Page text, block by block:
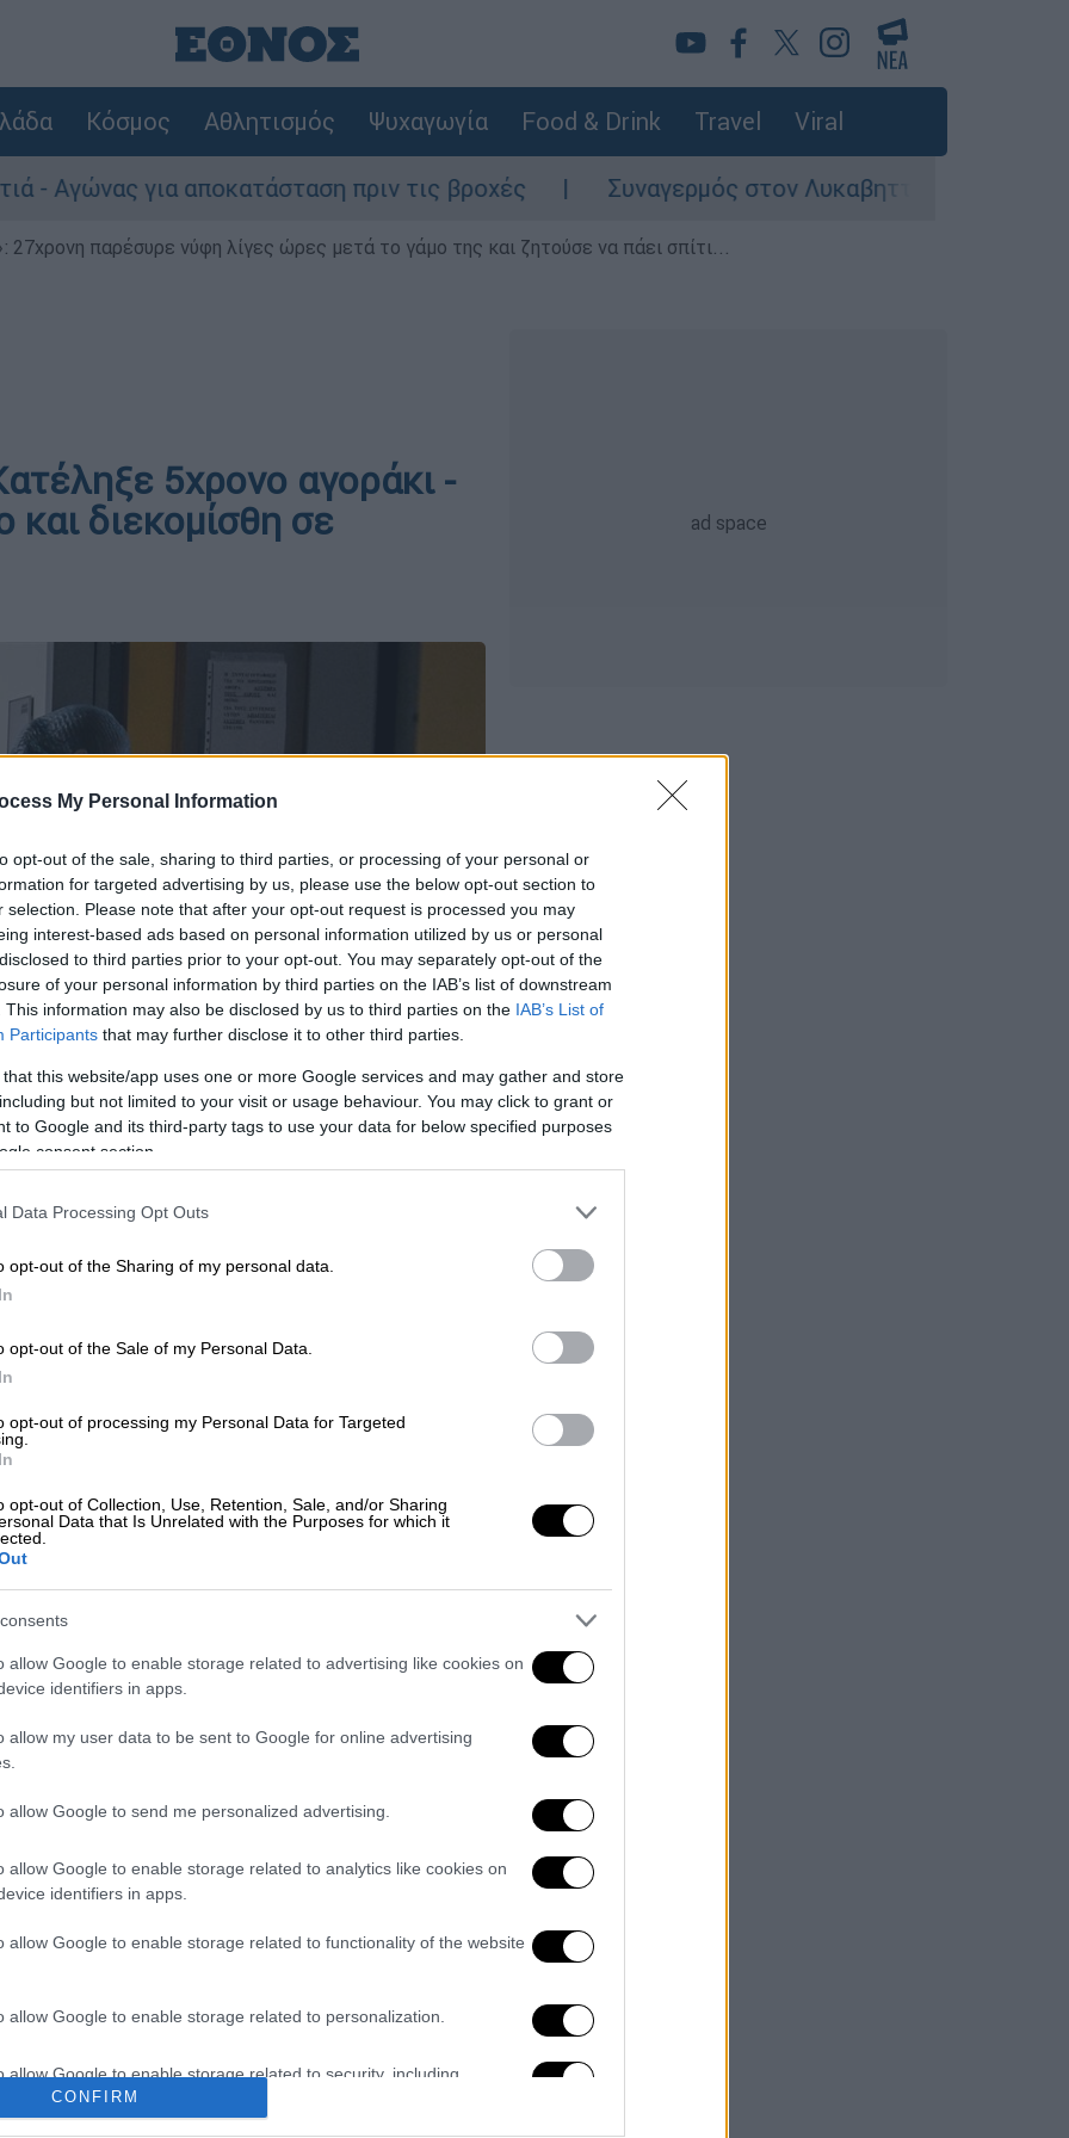
My Personal Information
opt-out of the sale, sharing to third parties, or processing of your personal or
for targeted advertising by us, please use the below opt-out section to
selection. Please note that after your opt-out request is processed you may
interest-based ads based on personal information utilized by us or personal
to third parties prior to your opt-out. You may separately opt-out of the
of your personal information by third parties on the IAB’s list of downstream
This information may also be disclosed by us to third parties on the IAB’s List of
Participants that may further disclose it to other third parties.
that this website/app uses one or more Google services and may gather and store
but not limited to your visit or usage behaviour. You may click to grant or
to Google and its third-party tags to use your data for below specified purposes
consent section.
Data Processing Opt Outs
opt-out of the Sharing of my personal data.
opt-out of the Sale of my Personal Data.
opt-out of processing my Personal Data for Targeted
opt-out of Collection, Use, Retention, Sale, and/or Sharing
Data that Is Unrelated with the Purposes for which it
allow Google to enable storage related to advertising like cookies on
identifiers in apps.
allow my user data to be sent to Google for online advertising
allow Google to send me personalized advertising.
allow Google to enable storage related to analytics like cookies on
identifiers in apps.
allow Google to enable storage related to functionality of the website
allow Google to enable storage related to personalization.
allow Google to enable storage related to security, including
functionality and fraud prevention, and other user protection.
CONFIRM
Κόσμος Αθλητισμός Ψυχαγωγία Food & Drink Travel Viral
για αποκατάσταση πριν τις βροχές Συναγερμός στον Λυκαβηττό: Σορός σε
παρέσυρε νύφη λίγες ώρες μετά το γάμο της και ζητούσε να πάει σπίτι...
5χρονο αγοράκι -
διεκομίσθη σε
το ΕΘΝΟΣ στη Google
τη ζωή του . Το παιδάκι ηλικίας 5,5
πονοκέφαλο
στόμα.
ΕΚΑΒ με το οποίο
είχε
προσωπικού του
9:00, σύμφωνα με πληροφορίες της ΕΡΤ.
το παιδίδεν είχε κάποιο ιατρικό
έχει αποκλειστεί εγκληματική
– Νεκροτομή από την Ιατροδικαστή
να διαπιστωθούν τααίτιατου θανάτου
Υψηλές θερμοκρασίες για τρεις
τον δημοσιονομικό χώρο – Τι
η υψηλή μεταδοτικότητα - Το προφίλ
Γουργουλιάνης εξηγεί στο